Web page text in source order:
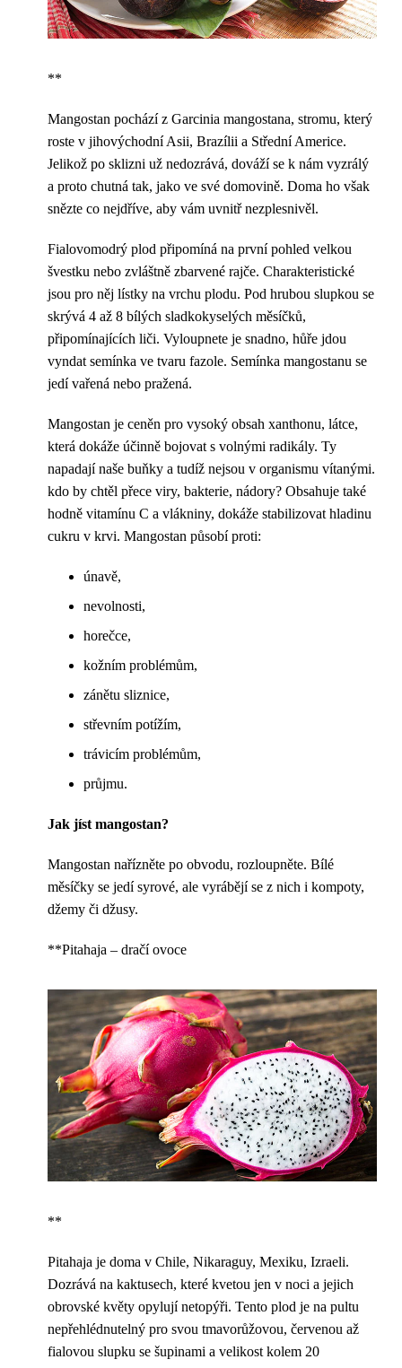
**
Mangostan pochází z Garcinia mangostana, stromu, který
roste v jihovýchodní Asii, Brazílii a Střední Americe.
Jelikož po sklizni už nedozrává, dováží se k nám vyzrálý
a proto chutná tak, jako ve své domovině. Doma ho však
snězte co nejdříve, aby vám uvnitř nezplesnivěl.
Fialovomodrý plod připomíná na první pohled velkou
švestku nebo zvláštně zbarvené rajče. Charakteristické
jsou pro něj lístky na vrchu plodu. Pod hrubou slupkou se
skrývá 4 až 8 bílých sladkokyselých měsíčků,
připomínajících liči. Vyloupnete je snadno, hůře jdou
vyndat semínka ve tvaru fazole. Semínka mangostanu se
jedí vařená nebo pražená.
Mangostan je ceněn pro vysoký obsah xanthonu, látce,
která dokáže účinně bojovat s volnými radikály. Ty
napadají naše buňky a tudíž nejsou v organismu vítanými.
kdo by chtěl přece viry, bakterie, nádory? Obsahuje také
hodně vitamínu C a vlákniny, dokáže stabilizovat hladinu
cukru v krvi. Mangostan působí proti:
únavě,
nevolnosti,
horečce,
kožním problémům,
zánětu sliznice,
střevním potížím,
trávicím problémům,
průjmu.
Jak jíst mangostan?
Mangostan nařízněte po obvodu, rozloupněte. Bílé
měsíčky se jedí syrové, ale vyrábějí se z nich i kompoty,
džemy či džusy.
**Pitahaja – dračí ovoce
**
Pitahaja je doma v Chile, Nikaraguy, Mexiku, Izraeli.
Dozrává na kaktusech, které kvetou jen v noci a jejich
obrovské květy opylují netopýři. Tento plod je na pultu
nepřehlédnutelný pro svou tmavorůžovou, červenou až
fialovou slupku se šupinami a velikost kolem 20